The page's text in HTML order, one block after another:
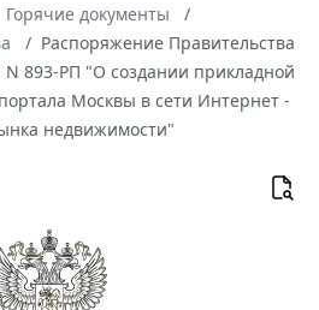
Горячие документы
Распоряжение Правительства
N 893-РП "О создании прикладной
Москвы в сети Интернет -
недвижимости"